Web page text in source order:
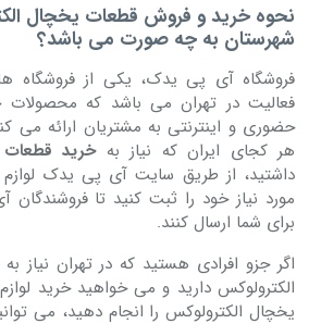
نحوه خرید و فروش قطعات یخچال
شهرستان به چه صورت می باشد؟
فروشگاه آی پی یدک، یکی از فروشگاه
فعالیت در تهران می باشد که
حضوری و اینترنتی به مشتریان ارائه می
هر کجای ایران که نیاز بهخرید قطعات
داشتید، از طریق سایت آی پی یدک لوازم
مورد نیاز خود را ثبت کنید تا
برای شما ارسال کنند.
اگر جزو افرادی هستید که در تهران نیاز
الکترولوکس دارید و می خواهید خرید
یخچال الکترولوکس را انجام دهید، می